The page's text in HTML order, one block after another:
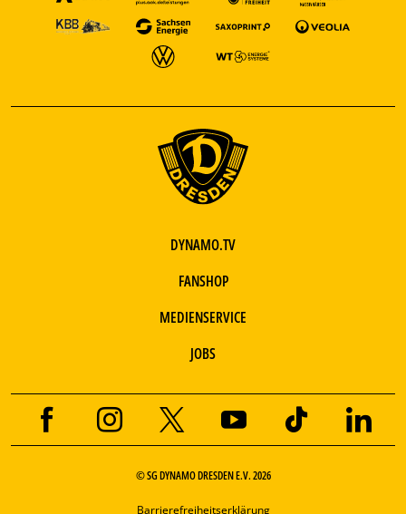
DYNAMO.TV
FANSHOP
MEDIENSERVICE
JOBS
© SG DYNAMO DRESDEN E.V. 2026
Barrierefreiheitserklärung